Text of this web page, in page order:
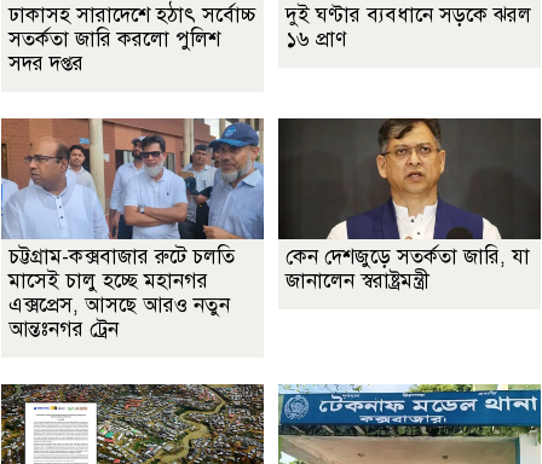
ঢাকাসহ সারাদেশে হঠাৎ সর্বোচ্চ
সতর্কতা জা‌রি করলো পুলিশ
সদর দপ্তর
দুই ঘণ্টার ব্যবধানে সড়কে ঝরল
১৬ প্রাণ
চট্টগ্রাম-কক্সবাজার রুটে চলতি
মাসেই চালু হচ্ছে মহানগর
এক্সপ্রেস, আসছে আরও নতুন
আন্তঃনগর ট্রেন
কেন দেশজুড়ে সতর্কতা জারি, যা
জানালেন স্বরাষ্ট্রমন্ত্রী